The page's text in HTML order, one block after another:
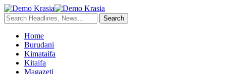
Home
Burudani
Kimataifa
Kitaifa
Magazeti